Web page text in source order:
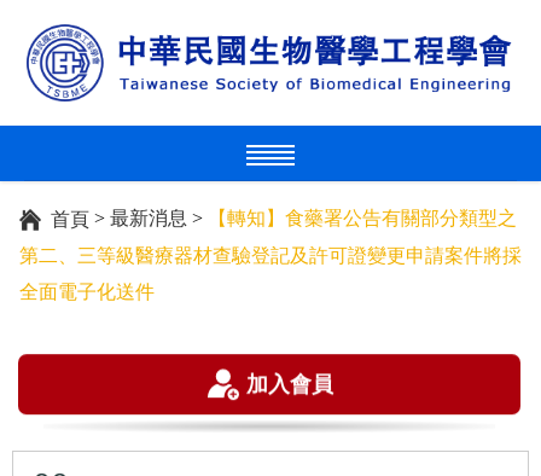
首頁 > 最新消息 >
【轉知】食藥署公告有關部分類型之
第二、三等級醫療器材查驗登記及許可證變更申請案件將採
全面電子化送件
加入會員